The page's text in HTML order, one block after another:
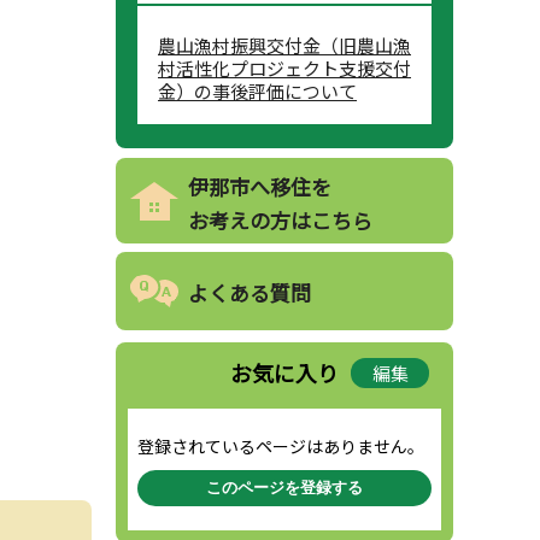
農山漁村振興交付金（旧農山漁
村活性化プロジェクト支援交付
金）の事後評価について
伊那市へ移住を
お考えの方はこちら
よくある質問
お気に入り 編集
登録されているページはありません。
このページを登録する